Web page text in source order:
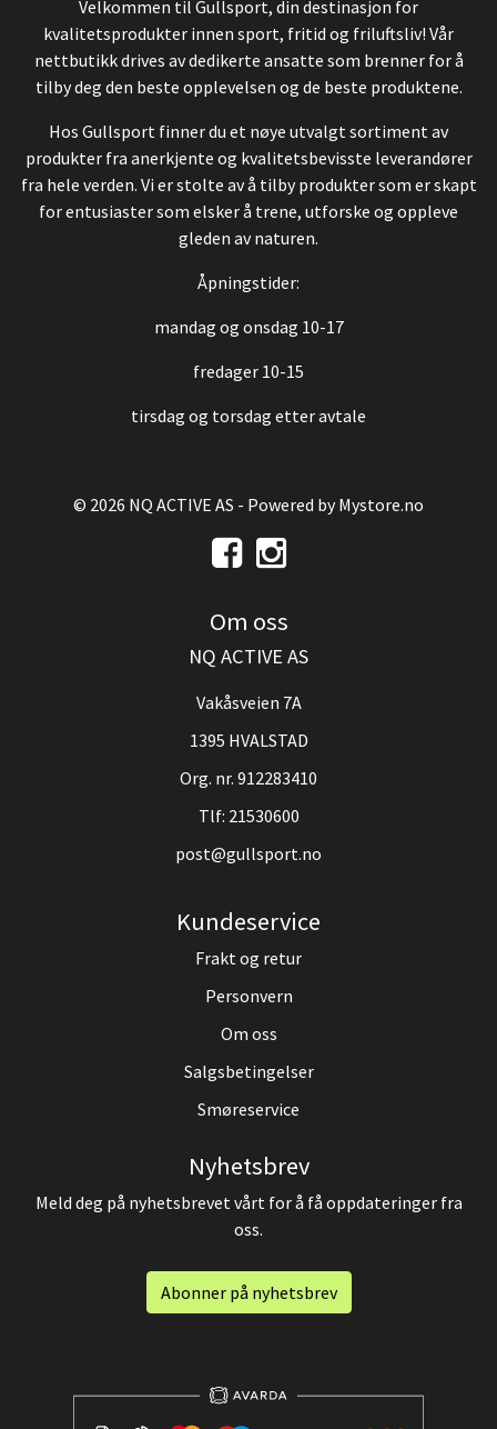
Velkommen til Gullsport, din destinasjon for
kvalitetsprodukter innen sport, fritid og friluftsliv! Vår
nettbutikk drives av dedikerte ansatte som brenner for å
tilby deg den beste opplevelsen og de beste produktene.
Hos Gullsport finner du et nøye utvalgt sortiment av
produkter fra anerkjente og kvalitetsbevisste leverandører
fra hele verden. Vi er stolte av å tilby produkter som er skapt
for entusiaster som elsker å trene, utforske og oppleve
gleden av naturen.
Åpningstider:
mandag og onsdag 10-17
fredager 10-15
tirsdag og torsdag etter avtale
© 2026 NQ ACTIVE AS - Powered byMystore.no
Om oss
NQ ACTIVE AS
Vakåsveien 7A
1395 HVALSTAD
Org. nr. 912283410
Tlf: 21530600
post@gullsport.no
Kundeservice
Frakt og retur
Personvern
Om oss
Salgsbetingelser
Smøreservice
Nyhetsbrev
Meld deg på nyhetsbrevet vårt for å få oppdateringer fra
oss.
Abonner på nyhetsbrev